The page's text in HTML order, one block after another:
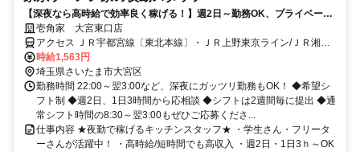
【深夜なら高時給で効率良く稼げる！】週2日～勤務OK、プライベート
と両立しながら無理なく働けます☆
壱角家 大宮東口店
アクセス ＪＲ宇都宮線〔東北本線〕・ＪＲ上野東京ライン/ＪＲ湘南
新宿ライン 大宮（埼玉県）東口(北)徒歩約2分、ＪＲ上越新幹線 大宮
（埼玉県）東口(北)徒歩約2分、ＪＲ武蔵野線直通 大宮（埼玉県）東
口(北)徒歩約2分
時給1,563円
埼玉県さいたま市大宮区
勤務時間 22:00～翌3:00など、深夜にガッツリ勤務もOK！ ◆希望シ
フト制 ◆週2日、1日3時間から応相談 ◆シフトは2週間毎に提出 ◆通
常シフト時間の8:30～翌3:00もぜひご応募くださ...
仕事内容 ★夜勤で稼げるキッチンスタッフ★ ・学生さん・フリータ
ーさんが活躍中！ ・高時給/短時間でも高収入 ・週2日・1日3ｈ～OK